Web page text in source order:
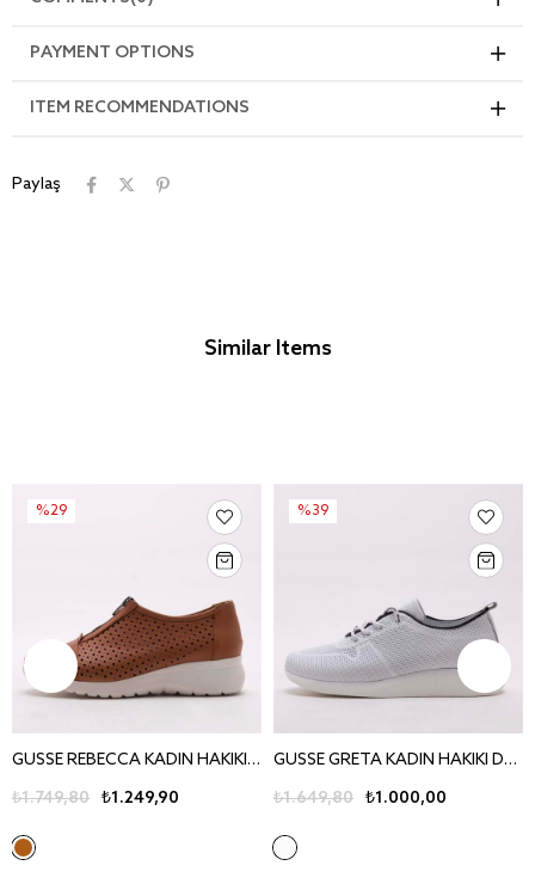
PAYMENT OPTIONS
ITEM RECOMMENDATIONS
Paylaş
Similar Items
GUSSE REBECCA KADIN HAKIKI DERI AYAKKABI 440
₺1.249,90
₺1.749,80
%29
GUSSE GRETA KADIN HAKIKI DERI AYAKKABI 25
₺1.000,00
₺1.649,80
%39